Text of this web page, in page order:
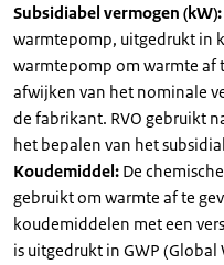
Subsidiabel vermogen (kW):
warmtepomp, uitgedrukt in
warmtepomp om warmte af
afwijken van het nominale
de fabrikant. RVO gebruikt
het bepalen van het
Koudemiddel: De
gebruikt om warmte af te
koudemiddelen met een
is uitgedrukt in GWP